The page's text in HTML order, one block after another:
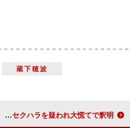
蔵下穂波
大泉洋「僕の手をなぎなたに」 セクハラを疑われ大慌てで釈明